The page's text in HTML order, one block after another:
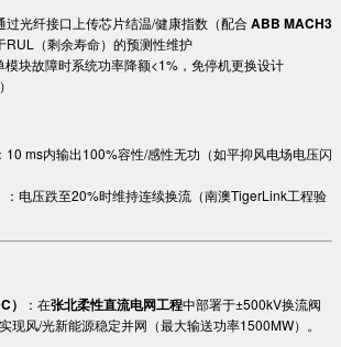
过光纤接口上传芯片结温/健康指数（配合 ​ABB MACH3​
RUL（剩余寿命）的预测性维护
模块故障时系统功率降额<1%，免停机更换设计
​：10 ms内输出100%容性/感性无功（如平抑风电场电压闪
​：电压跌至20%时维持连续换流（南澳TigerLink工程验
）​ ​：在​​张北柔性直流电网工程​​中部署于±500kV换流阀
现风/光新能源稳定并网（最大输送功率1500MW）。